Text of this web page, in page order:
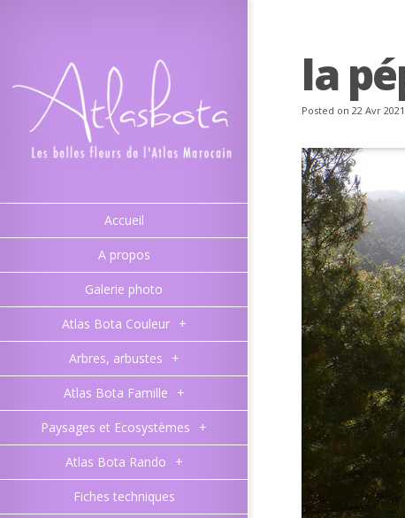
Accueil
A propos
Galerie photo
Atlas Bota Couleur +
Arbres, arbustes +
Atlas Bota Famille +
Paysages et Ecosystèmes +
Atlas Bota Rando +
Fiches techniques
la
Posted on 22 Avr